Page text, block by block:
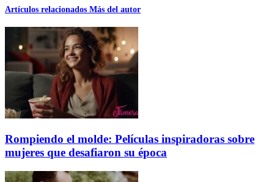
Artículos relacionados Más del autor
Rompiendo el molde: Películas inspiradoras sobre
mujeres que desafiaron su época